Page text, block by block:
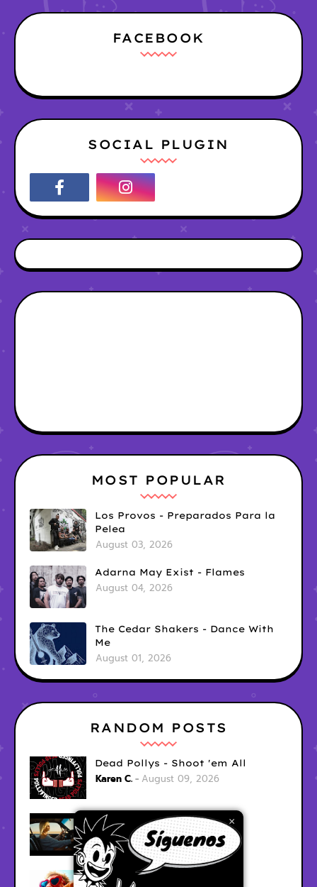
FACEBOOK
SOCIAL PLUGIN
×
MOST POPULAR
Los Provos - Preparados Para la
Pelea
August 03, 2026
Adarna May Exist - Flames
August 04, 2026
The Cedar Shakers - Dance With
Me
August 01, 2026
RANDOM POSTS
Dead Pollys - Shoot 'em All
Karen C. August 09, 2026
Gerina - Me Faltas Tu
Karen C. August 09, 2026
jak demo - trojan war